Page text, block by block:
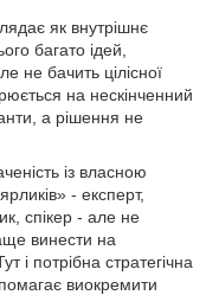
як внутрішнє
багато ідей,
не бачить цілісної
на нескінченний
а рішення не
із власною
- експерт,
спікер - але не
винести на
і потрібна стратегічна
виокремити